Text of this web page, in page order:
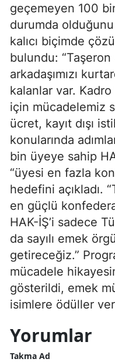
geçemeyen 100
durumda
kalıcı biçimde
bulundu:
arkadaşımızı
kalanlar var.
için mücadelemiz
ücret, kayıt dışı
konularında
bin üyeye sahip
“üyesi en fazla
hedefini açıkladı.
en güçlü
HAK-İŞ’i sadece
da sayılı emek
getireceğiz.”
mücadele
gösterildi, emek
isimlere ödüller
Yorumlar
Takma Ad